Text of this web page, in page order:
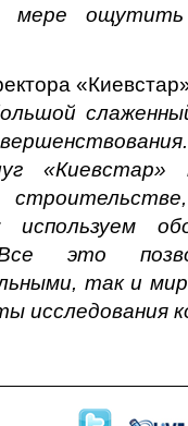
мере ощутить
«Киевстар»
это
так и
исследования